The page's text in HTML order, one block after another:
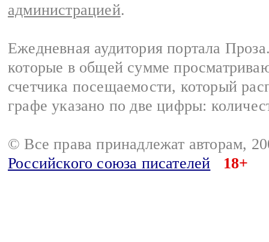
администрацией.
Ежедневная аудитория портала
которые в общей сумме
счетчика посещаемости, который
графе указано по две цифры:
© Все права принадлежат авторам,
Российского союза писателей
18+